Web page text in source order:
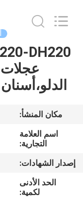
الصفحة
الرئيسية
معلومات
جولة
Reserved.
عجلات
مكان المنشأ:
اسم العلامة
التجارية:
إصدار الشهادات:
الحد الأدنى
لكمية: